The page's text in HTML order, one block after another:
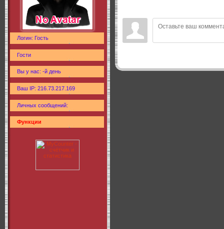
Логин: Гость
Гости
Вы у нас: -й день
Ваш IP: 216.73.217.169
Личных сообщений:
Функции